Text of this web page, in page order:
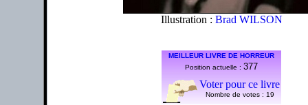
Illustration : Brad WILSON
MEILLEUR LIVRE DE HORREUR
Position actuelle : 377
Voter pour ce livre
Nombre de votes : 19